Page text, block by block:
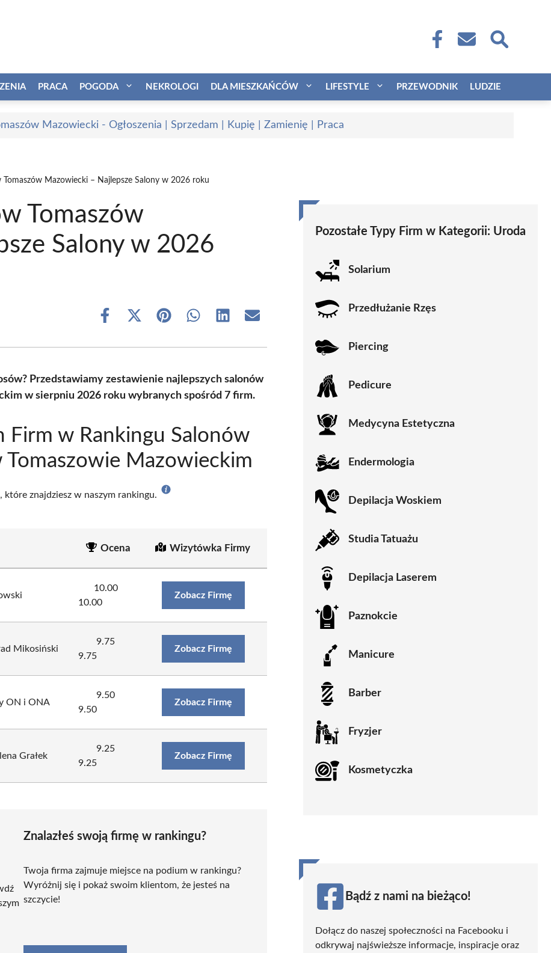
PRACA POGODA NEKROLOGI DLA MIESZKAŃCÓW LIFESTYLE PRZEWODNIK LUDZIE
Mazowiecki - Ogłoszenia | Sprzedam | Kupię | Zamienię | Praca
Tomaszów Mazowiecki – Najlepsze Salony w 2026 roku
Tomaszów
Salony w 2026
Share
Share
(Twitter)
Share Share Share Share
Przedstawiamy zestawienie najlepszych salonów
w sierpniu 2026 roku wybranych spośród 7 firm.
Firm w Rankingu Salonów
Tomaszowie Mazowieckim
znajdziesz w naszym rankingu.
Ocena Wizytówka Firmy
10.00
10.00
Zobacz Firmę
Mikosiński
9.75
9.75
Zobacz Firmę
ON i ONA
9.50
9.50
Zobacz Firmę
Grałek
9.25
9.25
Zobacz Firmę
Znalazłeś swoją firmę w rankingu?
Twoja firma zajmuje miejsce na podium w rankingu?
Wyróżnij się i pokaż swoim klientom, że jesteś na
szczycie!
Pozostałe Typy Firm w Kategorii: Uroda
Solarium
Przedłużanie Rzęs
Piercing
Pedicure
Medycyna Estetyczna
Endermologia
Depilacja Woskiem
Studia Tatuażu
Depilacja Laserem
Paznokcie
Manicure
Barber
Fryzjer
Kosmetyczka
Bądź z nami na bieżąco!
Dołącz do naszej społeczności na Facebooku i
odkrywaj najświeższe informacje, inspiracje oraz